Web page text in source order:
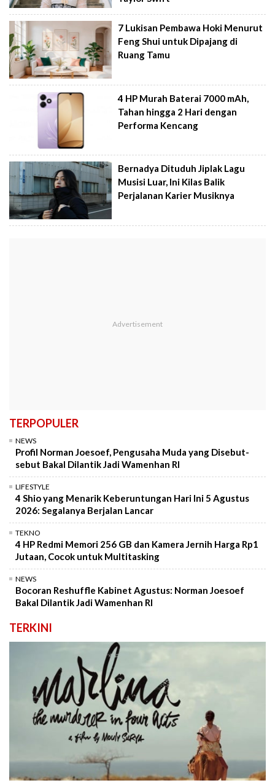
7 Lukisan Pembawa Hoki Menurut
Feng Shui untuk Dipajang di
Ruang Tamu
4 HP Murah Baterai 7000 mAh,
Tahan hingga 2 Hari dengan
Performa Kencang
Bernadya Dituduh Jiplak Lagu
Musisi Luar, Ini Kilas Balik
Perjalanan Karier Musiknya
TERPOPULER
NEWS
Profil Norman Joesoef, Pengusaha Muda yang Disebut-
sebut Bakal Dilantik Jadi Wamenhan RI
LIFESTYLE
4 Shio yang Menarik Keberuntungan Hari Ini 5 Agustus
2026: Segalanya Berjalan Lancar
TEKNO
4 HP Redmi Memori 256 GB dan Kamera Jernih Harga Rp1
Jutaan, Cocok untuk Multitasking
NEWS
Bocoran Reshuffle Kabinet Agustus: Norman Joesoef
Bakal Dilantik Jadi Wamenhan RI
TERKINI